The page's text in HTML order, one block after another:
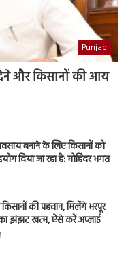
Punjab
और किसानों की आय
बनाने के लिए किसानों को
दिया जा रहा है: मोहिंदर भगत
की पहचान, मिलेंगे भरपूर
का झंझट खत्म, ऐसे करें अप्लाई